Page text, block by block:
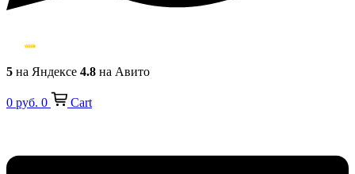
5 на Яндексе 4.8 на Авито
0 руб. 0 Cart